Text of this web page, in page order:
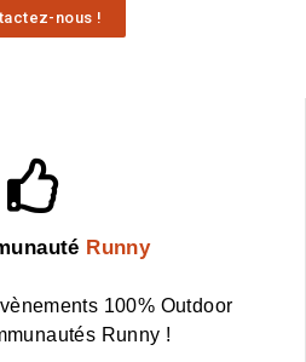
nous !
Runny
100% Outdoor
Runny !